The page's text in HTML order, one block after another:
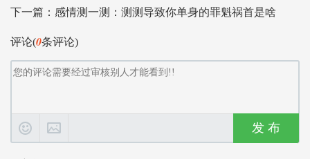
下一篇： 感情测一测：测测导致你单身的罪魁祸首是啥
评论(0条评论)
发 布